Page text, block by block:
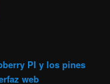
PI y los pines
web